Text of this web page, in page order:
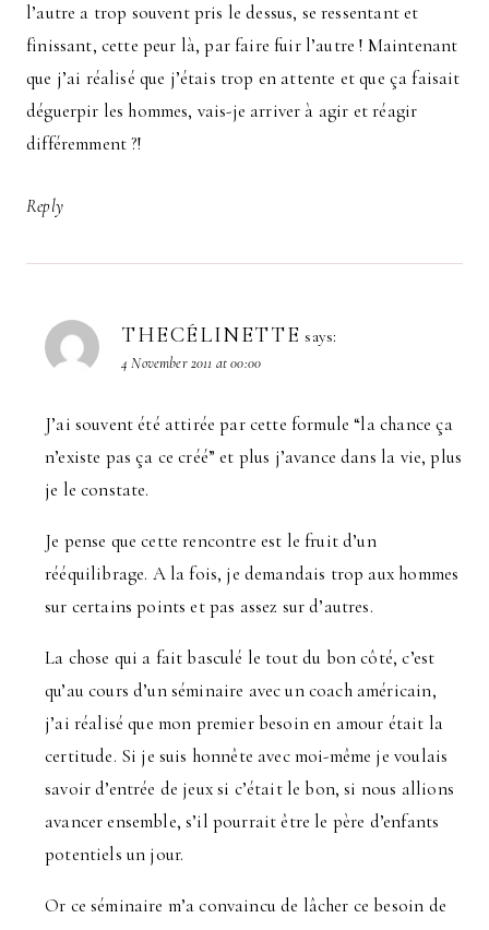
l’autre a trop souvent pris le dessus, se ressentant et
finissant, cette peur là, par faire fuir l’autre ! Maintenant
que j’ai réalisé que j’étais trop en attente et que ça faisait
déguerpir les hommes, vais-je arriver à agir et réagir
différemment ?!
Reply
THECÉLINETTE says:
4 November 2011 at 00:00
J’ai souvent été attirée par cette formule “la chance ça
n’existe pas ça ce créé” et plus j’avance dans la vie, plus
je le constate.
Je pense que cette rencontre est le fruit d’un
rééquilibrage. A la fois, je demandais trop aux hommes
sur certains points et pas assez sur d’autres.
La chose qui a fait basculé le tout du bon côté, c’est
qu’au cours d’un séminaire avec un coach américain,
j’ai réalisé que mon premier besoin en amour était la
certitude. Si je suis honnête avec moi-même je voulais
savoir d’entrée de jeux si c’était le bon, si nous allions
avancer ensemble, s’il pourrait être le père d’enfants
potentiels un jour.
Or ce séminaire m’a convaincu de lâcher ce besoin de